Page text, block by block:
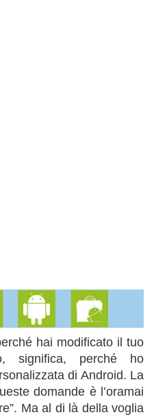
hai modificato il tuo
significa, perché ho
di Android. La
domande è l’oramai
Ma al di là della voglia